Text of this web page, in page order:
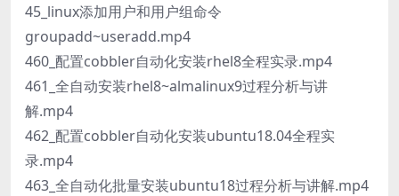
45_linux添加用户和用户组命令
groupadd~useradd.mp4
460_配置cobbler自动化安装rhel8全程实录.mp4
461_全自动安装rhel8~almalinux9过程分析与讲
解.mp4
462_配置cobbler自动化安装ubuntu18.04全程实
录.mp4
463_全自动化批量安装ubuntu18过程分析与讲解.mp4